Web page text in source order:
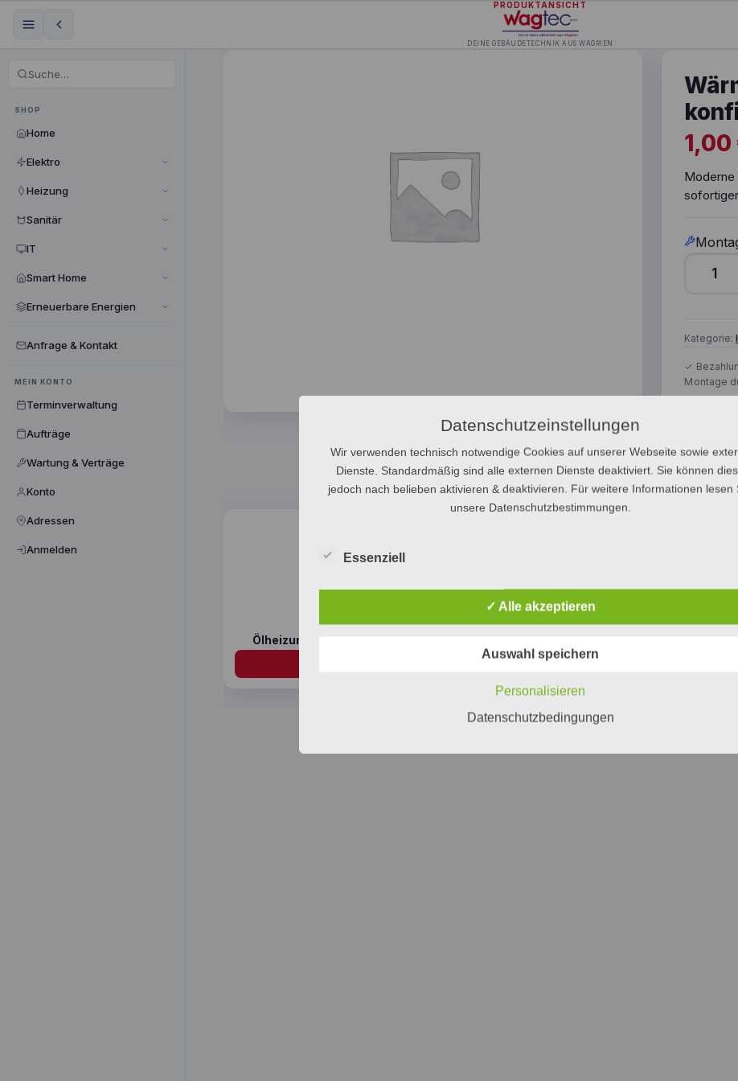
SHOP
Home
Elektro
Heizung
Sanitär
IT
Smart Home
Erneuerbare Energien
Anfrage & Kontakt
MEIN KONTO
Terminverwaltung
Aufträge
Wartung & Verträge
Konto
Adressen
Anmelden
PRODUKTANSICHT
DEINE GEBÄUDETECHNIK AUS WAGRIEN
1,00
Moderne
Kategorie:
Ähnliche Produkte
Ölheizung — Individuell konfigurieren
Datenschutzeinstellungen
Wir verwenden technisch notwendige Cookies auf unserer Webseite sowie
Dienste. Standardmäßig sind alle externen Dienste deaktiviert. Sie können
jedoch nach belieben aktivieren & deaktivieren. Für weitere Informationen lesen
unsere Datenschutzbestimmungen.
Essenziell
✓ Alle akzeptieren
Auswahl speichern
Personalisieren
Datenschutzbedingungen